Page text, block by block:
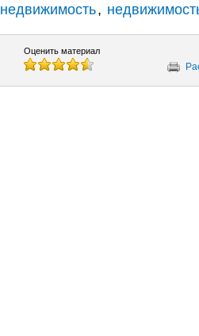
недвижимость,
Оценить материал